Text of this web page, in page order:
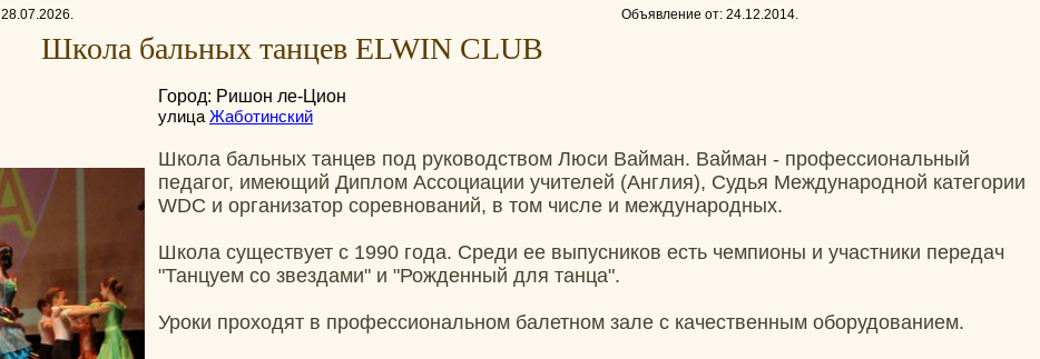
28.07.2026. Объявление от: 24.12.2014.
Школа бальных танцев ELWIN CLUB
Город: Ришон ле-Цион
улица Жаботинский
Школа бальных танцев под руководством Люси Вайман. Вайман - профессиональный
педагог, имеющий Диплом Ассоциации учителей (Англия), Судья Международной категории
WDC и организатор соревнований, в том числе и международных.
Школа существует с 1990 года. Среди ее выпусников есть чемпионы и участники передач
"Танцуем со звездами" и "Рожденный для танца".
Уроки проходят в профессиональном балетном зале с качественным оборудованием.